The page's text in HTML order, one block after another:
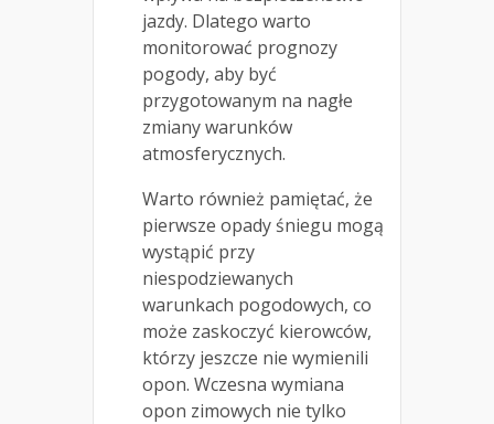
jazdy. Dlatego warto
monitorować prognozy
pogody, aby być
przygotowanym na nagłe
zmiany warunków
atmosferycznych.
Warto również pamiętać, że
pierwsze opady śniegu mogą
wystąpić przy
niespodziewanych
warunkach pogodowych, co
może zaskoczyć kierowców,
którzy jeszcze nie wymienili
opon. Wczesna wymiana
opon zimowych nie tylko